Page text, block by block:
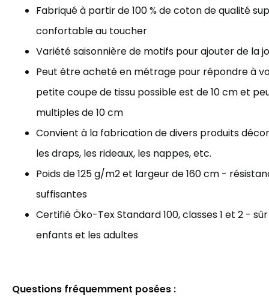
Fabriqué à partir de 100 % de coton de qualité
confortable au toucher
Variété saisonnière de motifs pour ajouter de la
Peut être acheté en métrage pour répondre à
petite coupe de tissu possible est de 10 cm et
multiples de 10 cm
Convient à la fabrication de divers produits
les draps, les rideaux, les nappes, etc.
Poids de 125 g/m2 et largeur de 160 cm -
suffisantes
Certifié Öko-Tex Standard 100, classes 1 et 2 -
enfants et les adultes
Questions fréquemment posées :